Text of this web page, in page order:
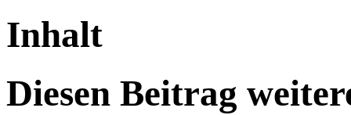
Inhalt
Diesen Beitrag